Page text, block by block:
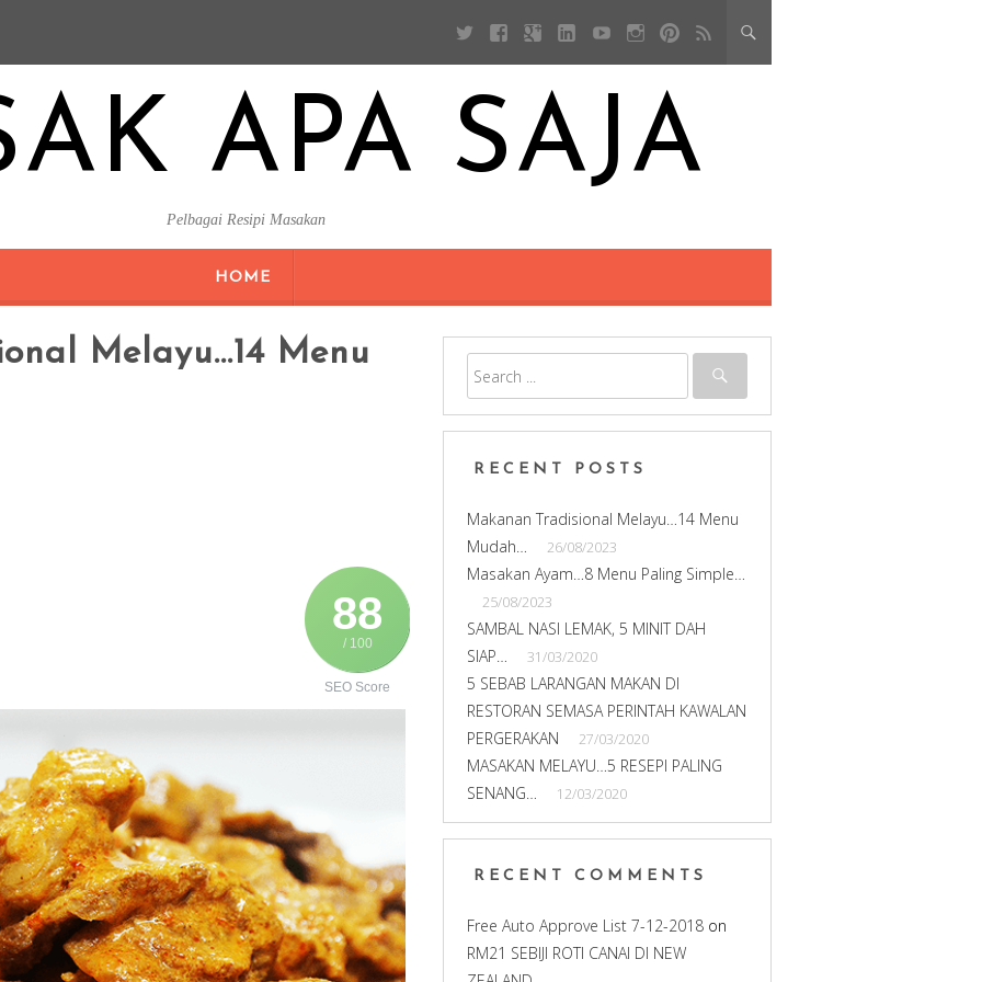
APA SAJA
Pelbagai Resipi Masakan
HOME
Melayu…14 Menu
88
/ 100
SEO Score
RECENT POSTS
Makanan Tradisional Melayu…14 Menu
Mudah…
26/08/2023
Masakan Ayam…8 Menu Paling Simple…
25/08/2023
SAMBAL NASI LEMAK, 5 MINIT DAH
SIAP…
31/03/2020
5 SEBAB LARANGAN MAKAN DI
RESTORAN SEMASA PERINTAH KAWALAN
PERGERAKAN
27/03/2020
MASAKAN MELAYU…5 RESEPI PALING
SENANG…
12/03/2020
RECENT COMMENTS
Free Auto Approve List 7-12-2018 on
RM21 SEBIJI ROTI CANAI DI NEW